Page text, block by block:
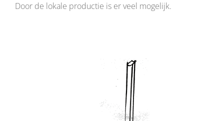
Door de lokale productie is er veel mogelijk.